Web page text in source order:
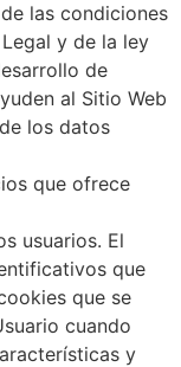
las condiciones
y de la ley
de
al Sitio Web
los datos
que ofrece
usuarios. El
que
que se
cuando
y